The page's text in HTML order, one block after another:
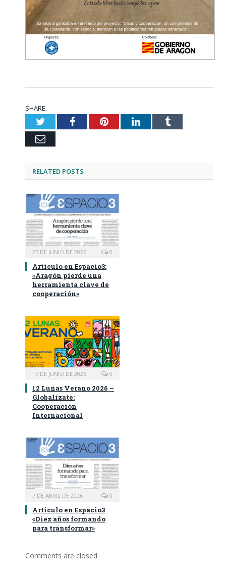
SHARE.
TwitterFacebookPinterestLinkedInTumblr
Email
RELATED POSTS
25 DE JUNIO DE 2026 0
Artículo en Espacio3:
«Aragón pierde una
herramienta clave de
cooperación»
17 DE JUNIO DE 2026 0
12 Lunas Verano 2026 –
Globalízate:
Cooperación
Internacional
7 DE ABRIL DE 2026 0
Artículo en Espacio3
«Diez años formando
para transformar»
Comments are closed.